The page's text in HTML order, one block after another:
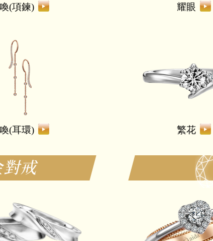
(項鍊)
(耳環)
耀眼
繁花
戒